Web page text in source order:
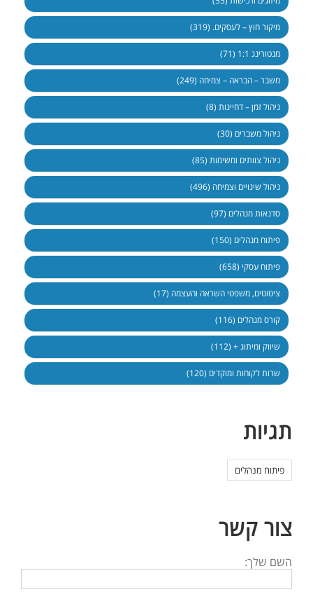
מיקור חוץ – לעסקים. (319)
מנטורינג 1:1 (71)
משבר – הבראה – צמיחה (249)
ניהול זמן – דחיינות (8)
ניהול משברים (30)
ניהול צוותים ומשימות (85)
ניהול שינויים וצמיחה (496)
סדנאות מנהלים (97)
פיתוח מנהלים (150)
פיתוח עסקי (658)
ציטוטים, משפטי השראה והעצמה (17)
קורס מנהלים (116)
שיווק ומיתוג + (112)
שרות לקוחות ומוקדים (120)
תגיות
פיתוח מנהלים
צור קשר
השם שלך: